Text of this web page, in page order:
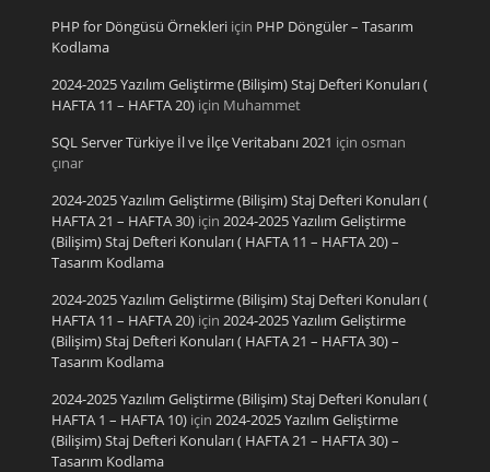
PHP for Döngüsü Örnekleriiçin PHP Döngüler – Tasarım
Kodlama
2024-2025 Yazılım Geliştirme (Bilişim) Staj Defteri Konuları (
HAFTA 11 – HAFTA 20)için Muhammet
SQL Server Türkiye İl ve İlçe Veritabanı 2021 için osman
çınar
2024-2025 Yazılım Geliştirme (Bilişim) Staj Defteri Konuları (
HAFTA 21 – HAFTA 30)için 2024-2025 Yazılım Geliştirme
(Bilişim) Staj Defteri Konuları ( HAFTA 11 – HAFTA 20) –
Tasarım Kodlama
2024-2025 Yazılım Geliştirme (Bilişim) Staj Defteri Konuları (
HAFTA 11 – HAFTA 20)için 2024-2025 Yazılım Geliştirme
(Bilişim) Staj Defteri Konuları ( HAFTA 21 – HAFTA 30) –
Tasarım Kodlama
2024-2025 Yazılım Geliştirme (Bilişim) Staj Defteri Konuları (
HAFTA 1 – HAFTA 10)için 2024-2025 Yazılım Geliştirme
(Bilişim) Staj Defteri Konuları ( HAFTA 21 – HAFTA 30) –
Tasarım Kodlama